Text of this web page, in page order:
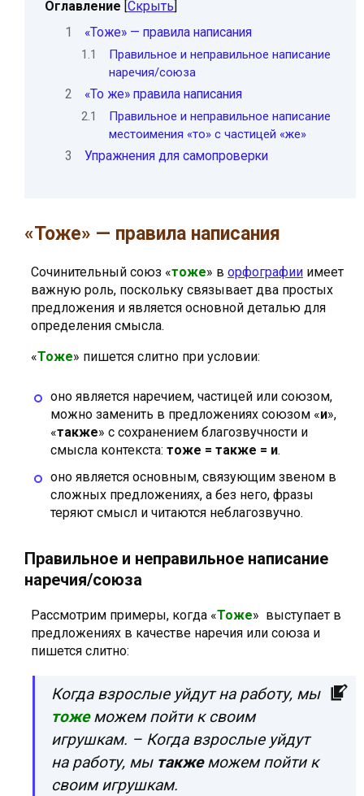
Оглавление [Скрыть]
1
«Тоже» — правила написания
1.1
Правильное и неправильное написание
наречия/союза
2 «То же» правила написания
2.1
Правильное и неправильное написание
местоимения «то» с частицей «же»
3 Упражнения для самопроверки
«Тоже» — правила написания
Сочинительный союз «тоже» в орфографии имеет
важную роль, поскольку связывает два простых
предложения и является основной деталью для
определения смысла.
«Тоже» пишется слитно при условии:
оно является наречием, частицей или союзом,
можно заменить в предложениях союзом «и»,
«также» с сохранением благозвучности и
смысла контекста: тоже = также = и.
оно является основным, связующим звеном в
сложных предложениях, а без него, фразы
теряют смысл и читаются неблагозвучно.
Правильное и неправильное написание
наречия/союза
Рассмотрим примеры, когда «Тоже» выступает в
предложениях в качестве наречия или союза и
пишется слитно:
Когда взрослые уйдут на работу, мы
тожеможем пойти к своим
игрушкам. – Когда взрослые уйдут
на работу, мы такжеможем пойти к
своим игрушкам.